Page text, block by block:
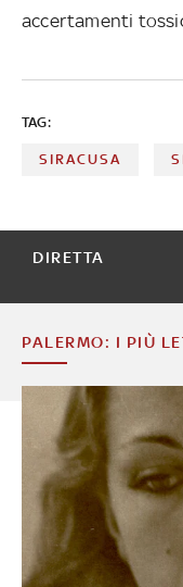
accertamenti
TAG:
SIRACUSA
DIRETTA
PALERMO: I PIÙ